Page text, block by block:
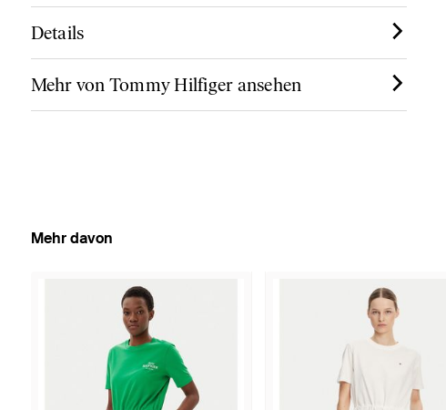
Details
Mehr von Tommy Hilfiger ansehen
Mehr davon